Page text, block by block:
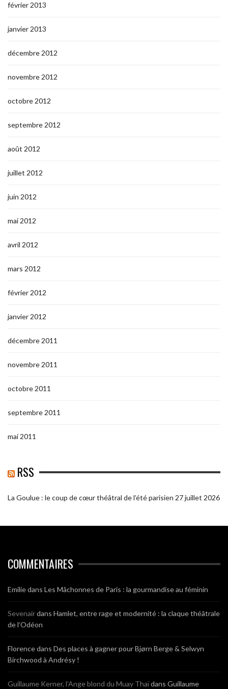
février 2013
janvier 2013
décembre 2012
novembre 2012
octobre 2012
septembre 2012
août 2012
juillet 2012
juin 2012
mai 2012
avril 2012
mars 2012
février 2012
janvier 2012
décembre 2011
novembre 2011
octobre 2011
septembre 2011
mai 2011
RSS
La Goulue : le coup de cœur théâtral de l’été parisien 27 juillet 2026
COMMENTAIRES
Emiliedans Les Mâchonnes de Paris : la gourmandise au féminin
Sevenairdans Hamlet, entre rage et modernité : la claque théâtrale
de l’Odéon
Florencedans Des places à gagner pour Bjørn Berge & Selwyn
Birchwood à Andrésy !
Guillaume Kerner, l’Ange blond du Muay Thaïdans Guillaume